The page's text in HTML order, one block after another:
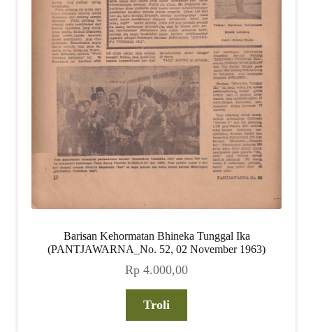
Barisan Kehormatan Bhineka Tunggal Ika
(PANTJAWARNA_No. 52, 02 November 1963)
Rp 4.000,00
Troli